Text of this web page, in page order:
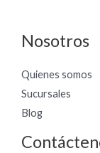
Nosotros
Quienes somos
Sucursales
Blog